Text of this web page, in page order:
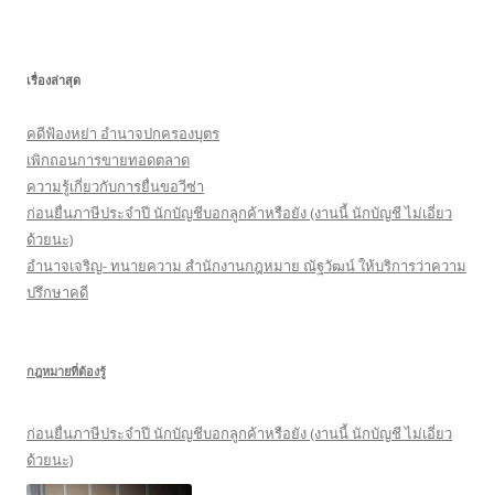
รั
:
เรื่องล่าสุด
คดีฟ้องหย่า อำนาจปกครองบุตร
เพิกถอนการขายทอดตลาด
ความรู้เกี่ยวกับการยื่นขอวีซ่า
ก่อนยื่นภาษีประจำปี นักบัญชีบอกลูกค้าหรือยัง (งานนี้ นักบัญชี ไม่เอี่ยว
ด้วยนะ)
อำนาจเจริญ- ทนายความ สำนักงานกฎหมาย ณัฐวัฒน์ ให้บริการว่าความ
ปรึกษาคดี
กฎหมายที่ต้องรู้
ก่อนยื่นภาษีประจำปี นักบัญชีบอกลูกค้าหรือยัง (งานนี้ นักบัญชี ไม่เอี่ยว
ด้วยนะ)